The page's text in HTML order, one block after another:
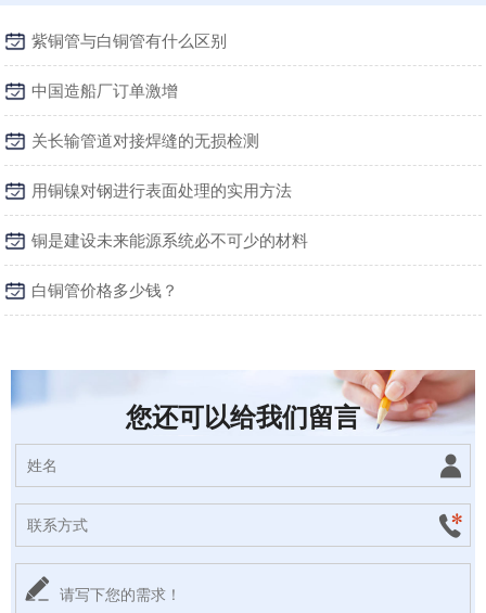
紫铜管与白铜管有什么区别
中国造船厂订单激增
关长输管道对接焊缝的无损检测
用铜镍对钢进行表面处理的实用方法
铜是建设未来能源系统必不可少的材料
白铜管价格多少钱？
您还可以给我们留言